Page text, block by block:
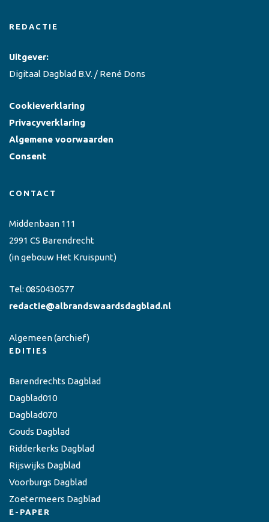
REDACTIE
Uitgever:
Digitaal Dagblad B.V. / René Dons
Cookieverklaring
Privacyverklaring
Algemene voorwaarden
Consent
CONTACT
Middenbaan 111
2991 CS Barendrecht
(in gebouw Het Kruispunt)
Tel: 0850430577
redactie@albrandswaardsdagblad.nl
Algemeen(archief)
EDITIES
Barendrechts Dagblad
Dagblad010
Dagblad070
Gouds Dagblad
Ridderkerks Dagblad
Rijswijks Dagblad
Voorburgs Dagblad
Zoetermeers Dagblad
E-PAPER